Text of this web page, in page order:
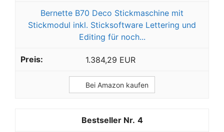
Bernette B70 Deco Stickmaschine mit
Stickmodul inkl. Sticksoftware Lettering und
Editing für noch...
1.384,29 EUR
Bei Amazon kaufen
4